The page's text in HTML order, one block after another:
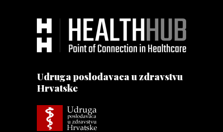
Udruga poslodavaca u zdravstvu
Hrvatske